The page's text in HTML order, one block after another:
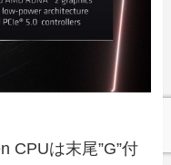
CPUは末尾”G”付